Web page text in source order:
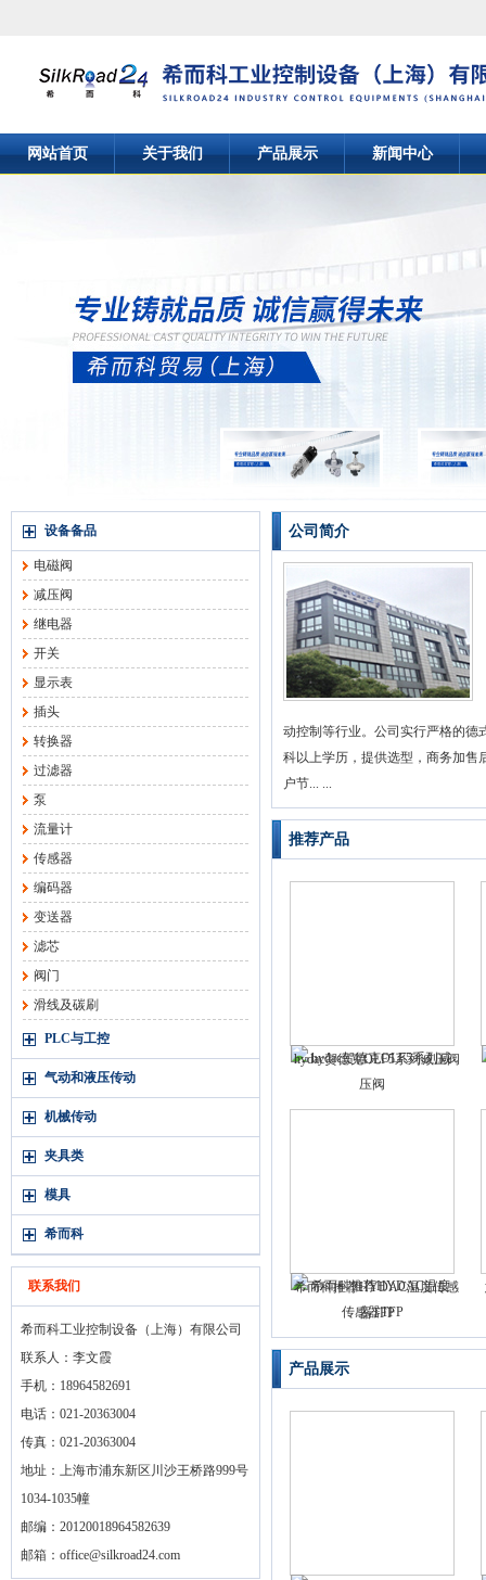
网站首页 关于我们 产品展示 新闻中心
设备备品
电磁阀
减压阀
继电器
开关
显示表
插头
转换器
过滤器
泵
流量计
传感器
编码器
变送器
滤芯
阀门
滑线及碳刷
PLC与工控
气动和液压传动
机械传动
夹具类
模具
希而科
联系我们
希而科工业控制设备（上海）有限公司
联系人：李文霞
手机：18964582691
电话：021-20363004
传真：021-20363004
地址：上海市浦东新区川沙王桥路999号
1034-1035幢
邮编：20120018964582639
邮箱： office@silkroad24.com
公司简介
动控制等行业。公司实行严格的德
科以上学历，提供选型，商务加售
户节... ...
推荐产品
hydac贺德克OLF5系列减压阀
希而科推荐HYDAC温度传感
器TFP
产品展示